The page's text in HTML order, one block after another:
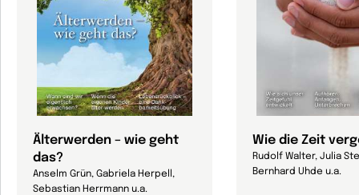
Älterwerden – wie geht
das?
Anselm Grün, Gabriela Herpell,
Sebastian Herrmann u.a.
Wie die Zeit
Rudolf Walter, Julia
Bernhard Uhde u.a.